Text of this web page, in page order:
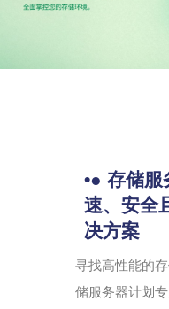
•● 存储
速、安全
决方案
寻找高性能的
储服务器计划